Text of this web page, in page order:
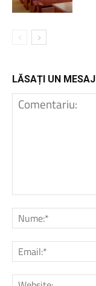
LĂSAȚI UN MESAJ